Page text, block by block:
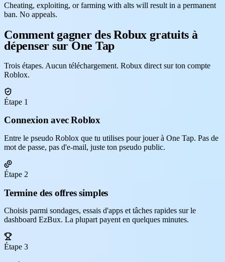
Cheating, exploiting, or farming with alts will result in a permanent
ban. No appeals.
Comment gagner des Robux gratuits à
dépenser sur One Tap
Trois étapes. Aucun téléchargement. Robux direct sur ton compte
Roblox.
Étape 1
Connexion avec Roblox
Entre le pseudo Roblox que tu utilises pour jouer à One Tap. Pas de
mot de passe, pas d'e-mail, juste ton pseudo public.
Étape 2
Termine des offres simples
Choisis parmi sondages, essais d'apps et tâches rapides sur le
dashboard EzBux. La plupart payent en quelques minutes.
Étape 3